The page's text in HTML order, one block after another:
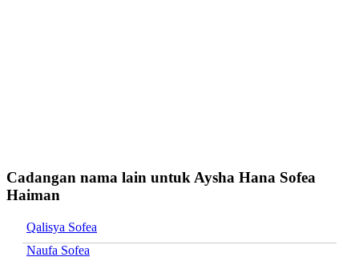
Cadangan nama lain untuk Aysha Hana Sofea
Haiman
Qalisya Sofea
Naufa Sofea